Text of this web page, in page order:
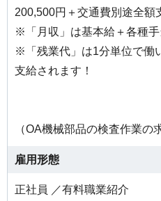
200,500円＋交通費別途全額
※「月収」は基本給＋各種手
※「残業代」は1分単位で働
支給されます！
（OA機械部品の検査作業の
雇用形態
正社員 ／有料職業紹介